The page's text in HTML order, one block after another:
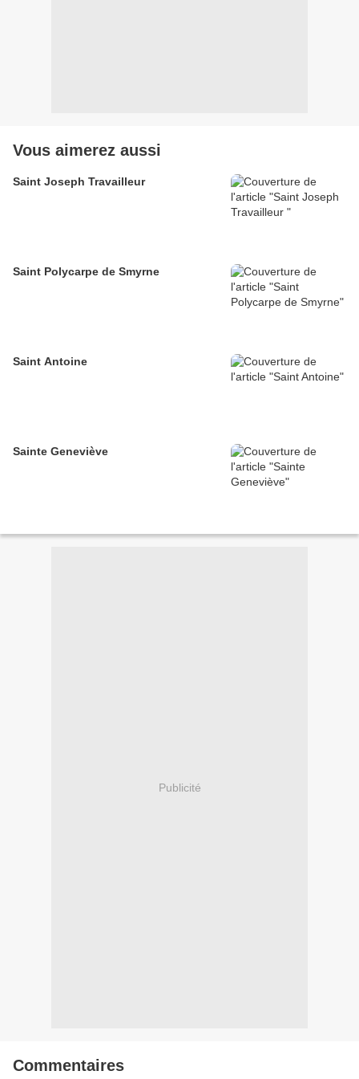
Vous aimerez aussi
Saint Joseph Travailleur
Saint Polycarpe de Smyrne
Saint Antoine
Sainte Geneviève
Publicité
Commentaires